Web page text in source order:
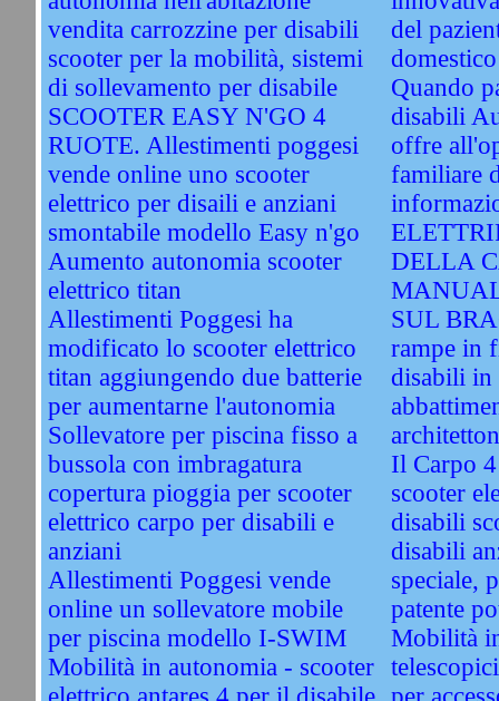
vendita carrozzine per disabili
scooter per la mobilità, sistemi
di sollevamento per disabile
SCOOTER EASY N'GO 4
RUOTE. Allestimenti poggesi
vende online uno scooter
elettrico per disaili e anziani
smontabile modello Easy n'go
Aumento autonomia scooter
elettrico titan
Allestimenti Poggesi ha
modificato lo scooter elettrico
titan aggiungendo due batterie
per aumentarne l'autonomia
Sollevatore per piscina fisso a
bussola con imbragatura
copertura pioggia per scooter
elettrico carpo per disabili e
anziani
Allestimenti Poggesi vende
online un sollevatore mobile
per piscina modello I-SWIM
Mobilità in autonomia - scooter
del
domestico
Quando
disabili
offre
familiare
DELLA
SUL
rampe in
disabili in
Il Carpo
scooter
disabili
disabili
speciale,
patente
Mobilità